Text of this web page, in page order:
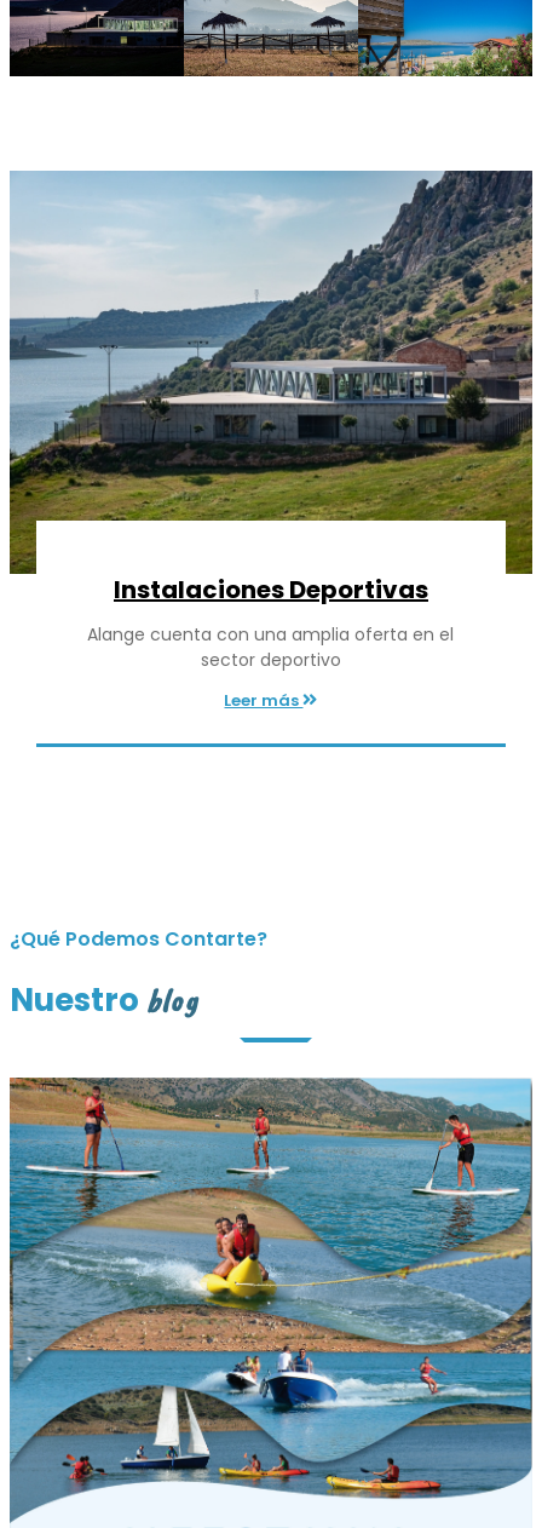
Instalaciones Deportivas
Alange cuenta con una amplia oferta en el
sector deportivo
Leer más
¿Qué Podemos Contarte?
Nuestro blog